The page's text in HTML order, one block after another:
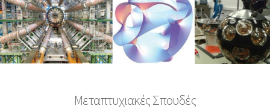
Μεταπτυχιακές Σπουδές